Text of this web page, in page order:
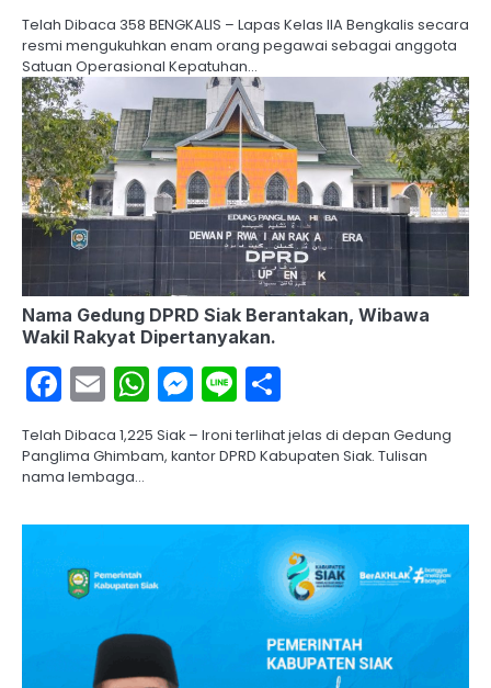
Telah Dibaca 358 BENGKALIS – Lapas Kelas IIA Bengkalis secara
resmi mengukuhkan enam orang pegawai sebagai anggota
Satuan Operasional Kepatuhan…
Nama Gedung DPRD Siak Berantakan, Wibawa
Wakil Rakyat Dipertanyakan.
Facebook
EmailWhatsApp
Messenger
Line
Telah Dibaca 1,225 Siak – Ironi terlihat jelas di depan Gedung
Panglima Ghimbam, kantor DPRD Kabupaten Siak. Tulisan
nama lembaga…